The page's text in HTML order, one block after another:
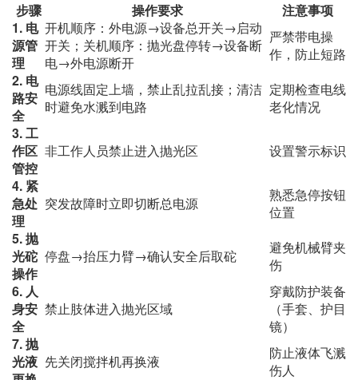
步骤
操作要求
注意事项
1. 电
源管
理
开机顺序：外电源→设备总开关→启动
开关；关机顺序：抛光盘停转→设备断
电→外电源断开
严禁带电操
作，防止短路
2. 电
路安
全
电源线固定上墙，禁止乱拉乱接；清洁
时避免水溅到电路
定期检查电线
老化情况
3. 工
作区
管控
非工作人员禁止进入抛光区
设置警示标识
4. 紧
急处
理
突发故障时立即切断总电源
熟悉急停按钮
位置
5. 抛
光砣
操作
停盘→抬压力臂→确认安全后取砣
避免机械臂夹
伤
6. 人
身安
全
禁止肢体进入抛光区域
穿戴防护装备
（手套、护目
镜）
7. 抛
光液 先关闭搅拌机再换液
防止液体飞溅
伤人